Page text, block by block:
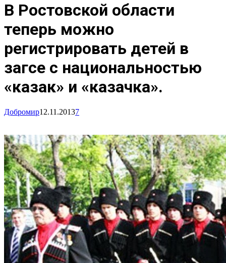
В Ростовской области
теперь можно
регистрировать детей в
загсе с национальностью
«казак» и «казачка».
Добромир12.11.20137